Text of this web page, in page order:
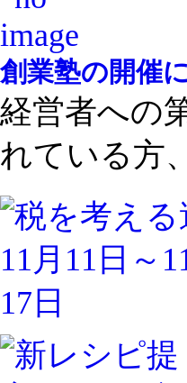
創業塾の開催
経営者への
れている方